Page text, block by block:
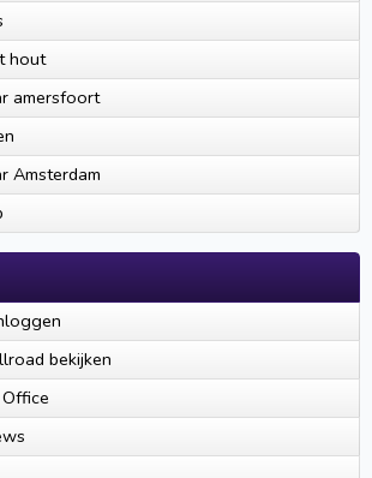
hout
amersfoort
Amsterdam
bekijken